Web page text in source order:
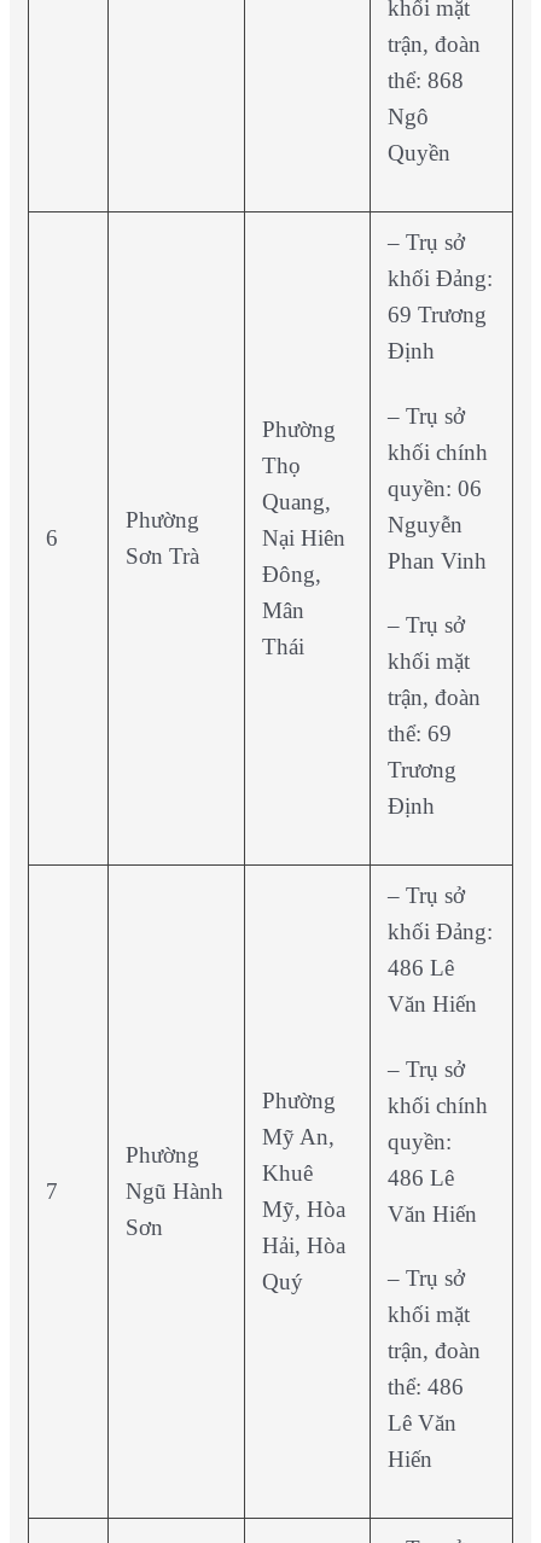
khối mặt
trận, đoàn
thể: 868
Ngô
Quyền
6
Phường
Sơn Trà
Phường
Thọ
Quang,
Nại Hiên
Đông,
Mân
Thái
– Trụ sở
khối Đảng:
69 Trương
Định
– Trụ sở
khối chính
quyền: 06
Nguyễn
Phan Vinh
– Trụ sở
khối mặt
trận, đoàn
thể: 69
Trương
Định
7
Phường
Ngũ Hành
Sơn
Phường
Mỹ An,
Khuê
Mỹ, Hòa
Hải, Hòa
Quý
– Trụ sở
khối Đảng:
486 Lê
Văn Hiến
– Trụ sở
khối chính
quyền:
486 Lê
Văn Hiến
– Trụ sở
khối mặt
trận, đoàn
thể: 486
Lê Văn
Hiến